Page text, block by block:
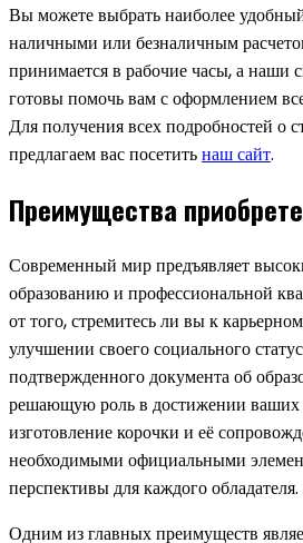
Вы можете выбрать наиболее
наличными или безналичным
принимается в рабочие часы, а наши
готовы помочь вам с оформлением
Для получения всех подробностей о
предлагаем вас посетитьнаш сайт.
Преимущества
Современный мир предъявляет
образованию и профессиональной
от того, стремитесь ли вы к
улучшении своего социального
подтвержденного документа об
решающую роль в достижении ваших
изготовление корочки и её
необходимыми официальными
перспективы для каждого обладателя.
Одним из главных преимуществ